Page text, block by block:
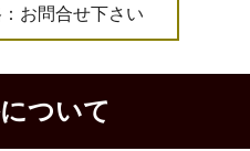
お問合せ下さい
ついて